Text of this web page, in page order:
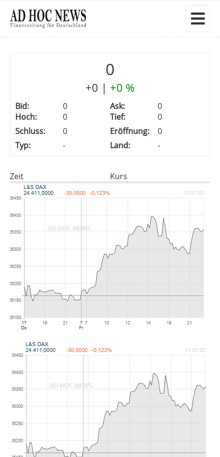
0
+0 | +0 %
Bid: 0 Ask:
0
Hoch:
0 Tief:
0
Schluss:
0 Eröffnung:
0
Typ:
- Land: -
Zeit Kurs